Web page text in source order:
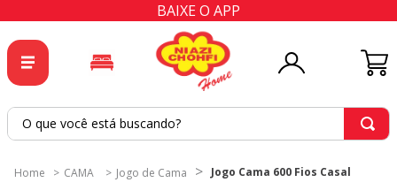
BAIXE O APP
O que você está buscando?
CAMA Jogo de Cama Jogo Cama 600 Fios Casal